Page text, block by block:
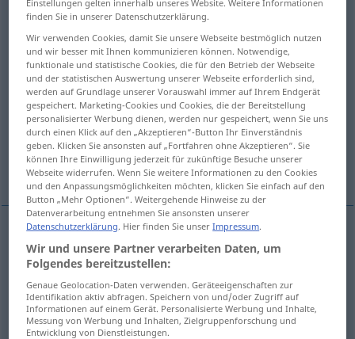
Übersicht aller Übersetzungen
(Für mehr Details die Übersetzung anklicken/antippen)
rapid, iute, antrenant, sprinten
șic, nostim, vesel plin de viață
Weitere Beispiele...
rapid, iute flott (≈ rasch) UMG
antrenant flottMusik
sprinten flottGang
finden Sie in unserer Datenschutzerklärung.
Wir verwenden Cookies, damit Sie unsere Webseite bestmöglich nutzen
und wir besser mit Ihnen kommunizieren können. Notwendige,
funktionale und statistische Cookies, die für den Betrieb der Webseite
und der statistischen Auswertung unserer Webseite erforderlich sind,
werden auf Grundlage unserer Vorauswahl immer auf Ihrem Endgerät
gespeichert. Marketing-Cookies und Cookies, die der Bereitstellung
personalisierter Werbung dienen, werden nur gespeichert, wenn Sie uns
durch einen Klick auf den „Akzeptieren“-Button Ihr Einverständnis
geben. Klicken Sie ansonsten auf „Fortfahren ohne Akzeptieren“. Sie
können Ihre Einwilligung jederzeit für zukünftige Besuche unserer
Webseite widerrufen. Wenn Sie weitere Informationen zu den Cookies
und den Anpassungsmöglichkeiten möchten, klicken Sie einfach auf den
Button „Mehr Optionen“. Weitergehende Hinweise zu der
Datenverarbeitung entnehmen Sie ansonsten unserer
Datenschutzerklärung. Hier finden Sie unserImpressum.
Wir und unsere Partner verarbeiten Daten, um
Folgendes bereitzustellen:
Genaue Geolocation-Daten verwenden. Geräteeigenschaften zur
Identifikation aktiv abfragen. Speichern von und/oder Zugriff auf
Informationen auf einem Gerät. Personalisierte Werbung und Inhalte,
Messung von Werbung und Inhalten, Zielgruppenforschung und
Entwicklung von Dienstleistungen.